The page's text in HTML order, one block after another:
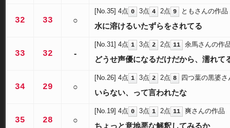
32 33 ○
[No.35] 4点 0 3点 4 2点 9 ともさんの作品
水に溶けるいたずらをされてる
33 32 -
[No.31] 4点 1 3点 2 2点 11 余馬さんの作
どうせ声優になるだけだから、濡れて
34 29 ○
[No.26] 4点 1 3点 2 2点 8 四つ葉の黒婆
いらない、って言われたな
35 28 ○
[No.19] 4点 0 3点 1 2点 11 爽さんの作品
ちょっと意地悪な解釈してみるか